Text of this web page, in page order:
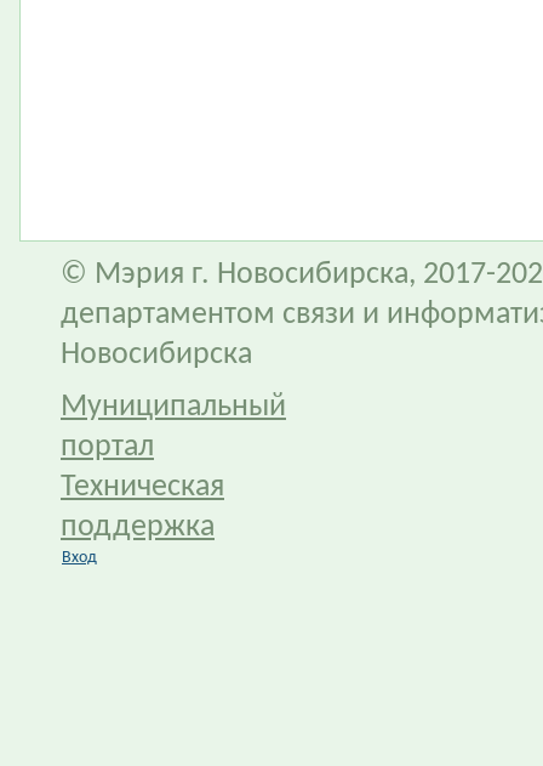
© Мэрия г. Новосибирска, 2017-
департаментом связи и
Новосибирска
Муниципальный
портал
Техническая
поддержка
Вход